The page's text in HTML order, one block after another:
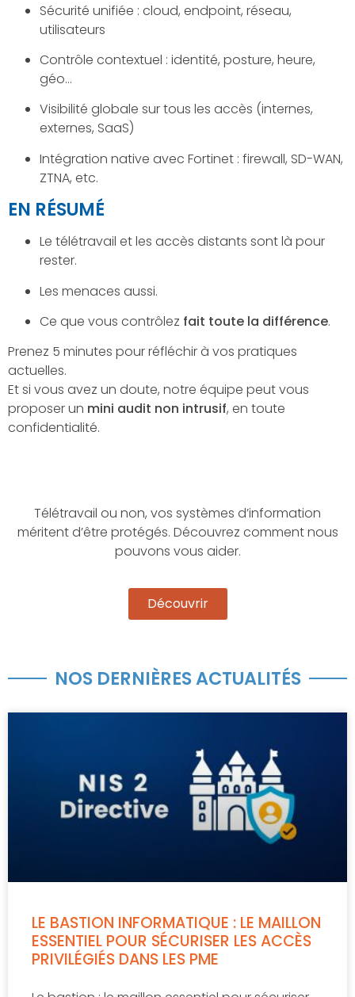
Sécurité unifiée : cloud, endpoint, réseau,
utilisateurs
Contrôle contextuel : identité, posture, heure,
géo…
Visibilité globale sur tous les accès (internes,
externes, SaaS)
Intégration native avec Fortinet : firewall, SD-WAN,
ZTNA, etc.
EN RÉSUMÉ
Le télétravail et les accès distants sont là pour
rester.
Les menaces aussi.
Ce que vous contrôlez fait toute la différence.
Prenez 5 minutes pour réfléchir à vos pratiques
actuelles.
Et si vous avez un doute, notre équipe peut vous
proposer un mini audit non intrusif, en toute
confidentialité.
Télétravail ou non, vos systèmes d’information
méritent d’être protégés. Découvrez comment nous
pouvons vous aider.
Découvrir
NOS DERNIÈRES ACTUALITÉS
LE BASTION INFORMATIQUE : LE MAILLON
ESSENTIEL POUR SÉCURISER LES ACCÈS
PRIVILÉGIÉS DANS LES PME